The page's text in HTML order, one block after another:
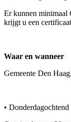
Er kunnen minimaal
krijgt u een
Waar en wanneer
Gemeente Den
•